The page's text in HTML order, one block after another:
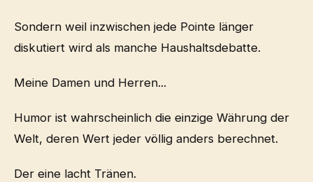
Sondern weil inzwischen jede Pointe länger
diskutiert wird als manche Haushaltsdebatte.
Meine Damen und Herren...
Humor ist wahrscheinlich die einzige Währung der
Welt, deren Wert jeder völlig anders berechnet.
Der eine lacht Tränen.